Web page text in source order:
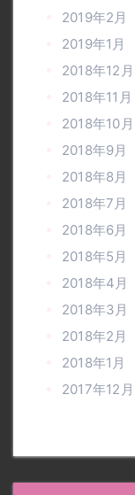
2019年2月
2019年1月
2018年12月
2018年11月
2018年10月
2018年9月
2018年8月
2018年7月
2018年6月
2018年5月
2018年4月
2018年3月
2018年2月
2018年1月
2017年12月